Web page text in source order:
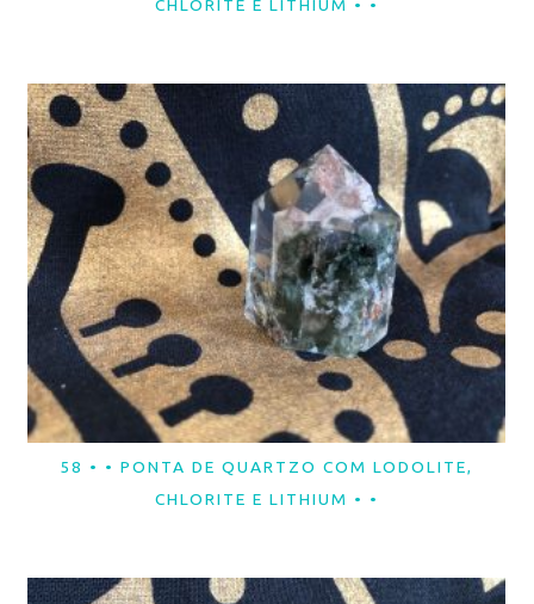
CHLORITE E LITHIUM • •
LER MAIS
58 • • PONTA DE QUARTZO COM LODOLITE,
CHLORITE E LITHIUM • •